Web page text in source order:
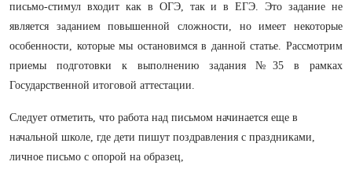
письмо-стимул входит как в ОГЭ, так и в ЕГЭ. Это задание не
является заданием повышенной сложности, но имеет некоторые
особенности, которые мы остановимся в данной статье. Рассмотрим
приемы подготовки к выполнению задания №35 в рамках
Государственной итоговой аттестации.
Следует отметить, что работа над письмом начинается еще в
начальной школе, где дети пишут поздравления с праздниками,
личное письмо с опорой на образец,